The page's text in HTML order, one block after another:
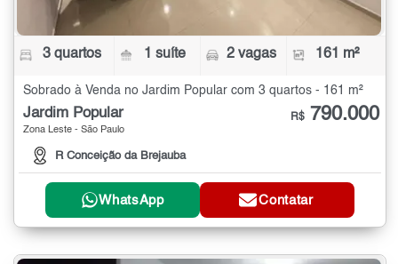
3 quartos 1 suíte 2 vagas 161 m²
Sobrado à Venda no Jardim Popular com 3 quartos - 161 m²
Jardim Popular
Zona Leste - São Paulo
R Conceição da Brejauba
R$ 790.000
WhatsApp Contatar